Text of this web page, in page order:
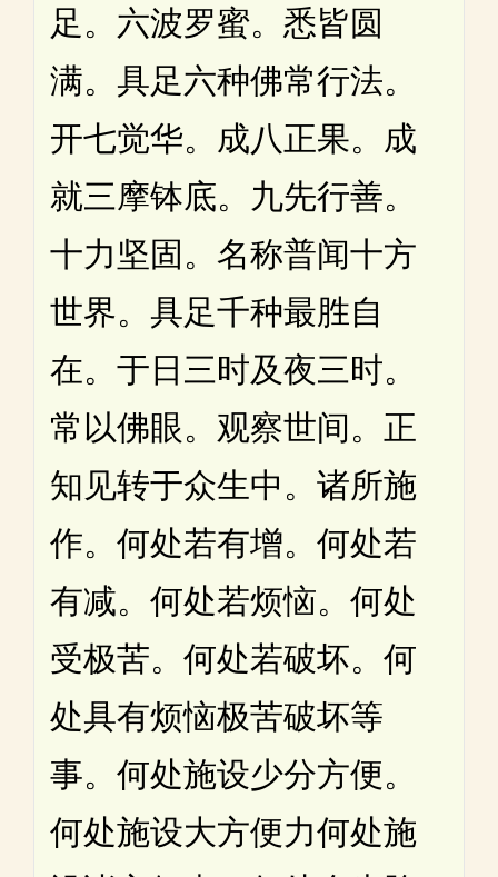
足。六波罗蜜。悉皆圆
满。具足六种佛常行法。
开七觉华。成八正果。成
就三摩钵底。九先行善。
十力坚固。名称普闻十方
世界。具足千种最胜自
在。于日三时及夜三时。
常以佛眼。观察世间。正
知见转于众生中。诸所施
作。何处若有增。何处若
有减。何处若烦恼。何处
受极苦。何处若破坏。何
处具有烦恼极苦破坏等
事。何处施设少分方便。
何处施设大方便力何处施